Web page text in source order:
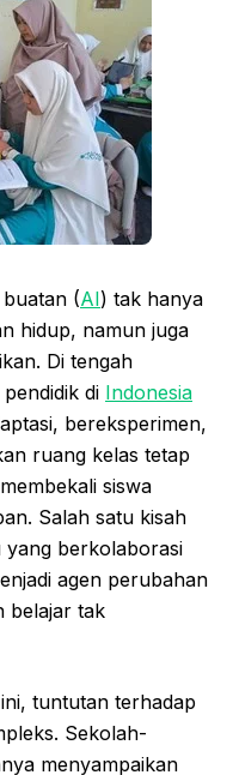
(AI) tak hanya
hidup, namun juga
Di tengah
di Indonesia
bereksperimen,
ruang kelas tetap
siswa
Salah satu kisah
yang berkolaborasi
agen perubahan
belajar tak
tuntutan terhadap
Sekolah-
menyampaikan